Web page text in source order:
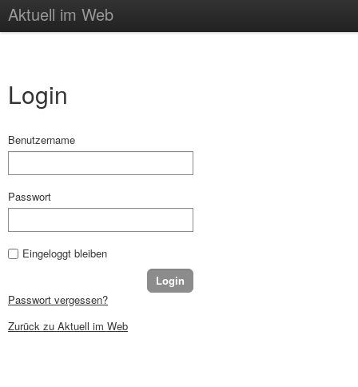
Aktuell im Web
Login
Benutzername
Passwort
Eingeloggt bleiben
Passwort vergessen?
Zurück zu Aktuell im Web